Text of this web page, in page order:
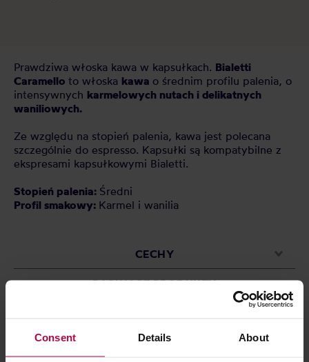
Consent Details About
Prawdziwa włoska kawa w kapsułkach. Bialetti
Caramello to włoska kawa o średnim profilu palenia, o
intensywnych karmelowych nutach i delikatnych
waniliowych.
Ze względu na stopień palenia, kawa jest polecana
szczególnie do espresso. Kapsułki są kompatybilne z
ekspresami kapsułkowymi Bialetti.
Stopień palenia: Średni
Profil smakowy: Karmel i wanilia
CECHY
PASUJĄCE PRODUKTY